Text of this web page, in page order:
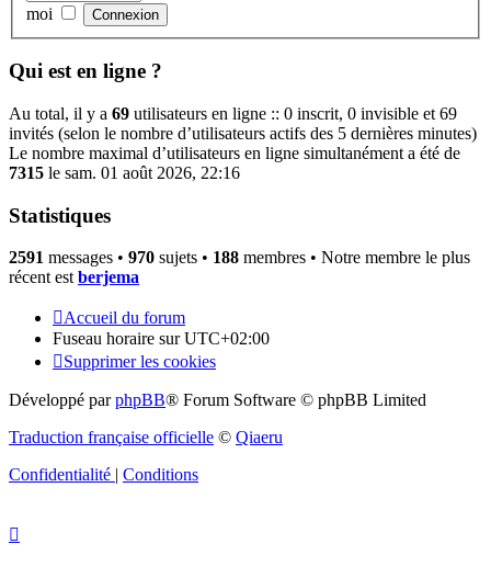
moi
Qui est en ligne ?
Au total, il y a 69 utilisateurs en ligne :: 0 inscrit, 0 invisible et 69
invités (selon le nombre d’utilisateurs actifs des 5 dernières minutes)
Le nombre maximal d’utilisateurs en ligne simultanément a été de
7315 le sam. 01 août 2026, 22:16
Statistiques
2591 messages • 970 sujets • 188 membres • Notre membre le plus
récent est berjema
Accueil du forum
Fuseau horaire surUTC+02:00
Supprimer les cookies
Développé parphpBB® Forum Software © phpBB Limited
Traduction française officielle © Qiaeru
Confidentialité | Conditions